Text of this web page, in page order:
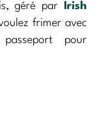
géré par
Irish
frimer avec
pour